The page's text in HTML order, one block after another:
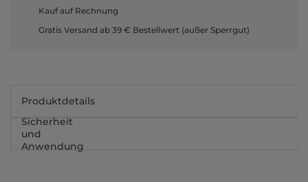
Kauf auf Rechnung
Gratis Versand ab 39 € Bestellwert (außer Sperrgut)
Produktdetails
Sicherheit
und
Anwendung